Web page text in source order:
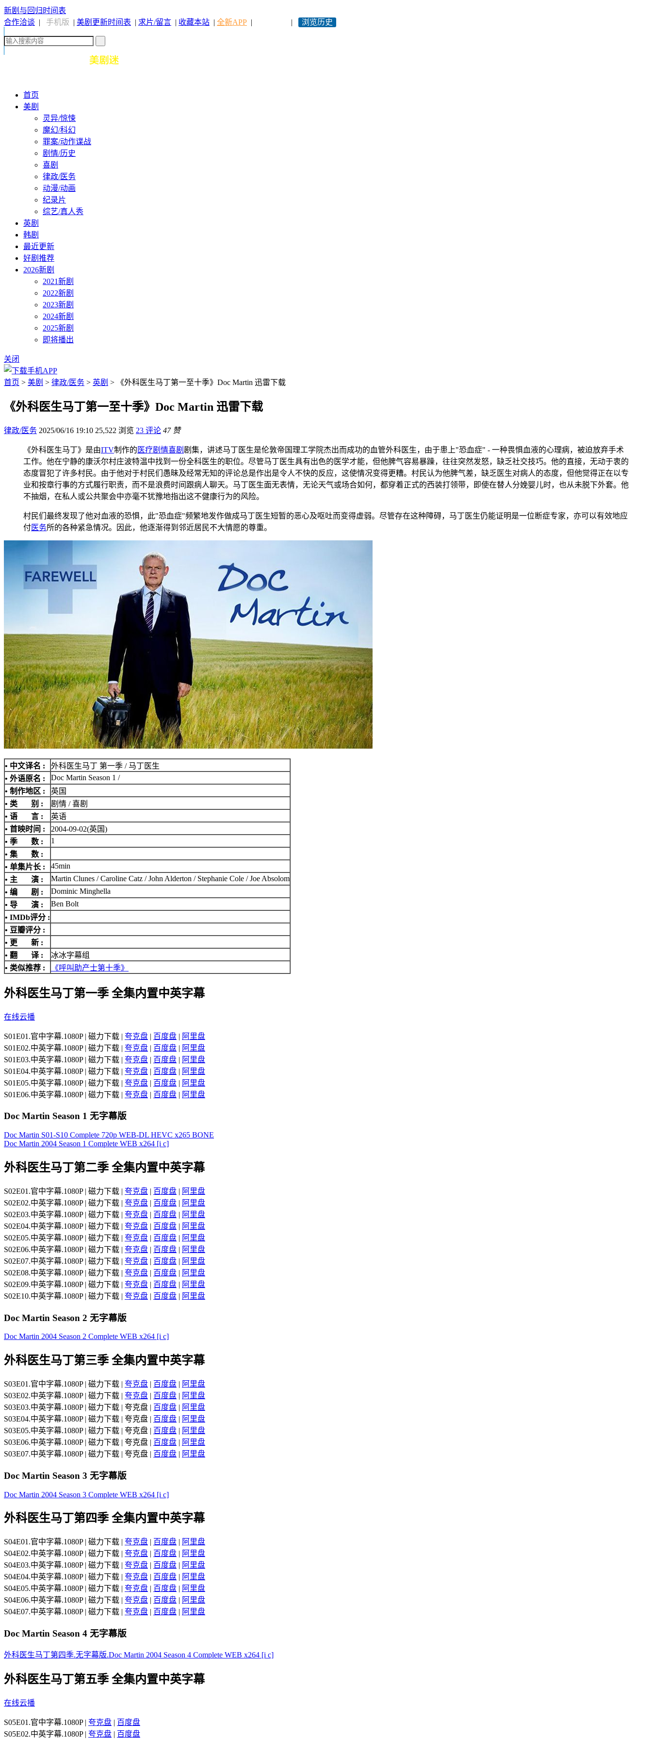
新剧与回归时间表
合作洽谈 | 手机版 | 美剧更新时间表 | 求片/留言 | 收藏本站 | 全新APP | | 浏览历史
首页
美剧
灵异/惊悚
魔幻/科幻
罪案/动作谍战
剧情/历史
喜剧
律政/医务
动漫/动画
纪录片
综艺/真人秀
英剧
韩剧
最近更新
好剧推荐
2026新剧
2021新剧
2022新剧
2023新剧
2024新剧
2025新剧
即将播出
关闭
首页 > 美剧 > 律政/医务 > 英剧 > 《外科医生马丁第一至十季》Doc Martin 迅雷下载
《外科医生马丁第一至十季》Doc Martin 迅雷下载
律政/医务 2025/06/16 19:10 25,522 浏览 23 评论 47 赞
《外科医生马丁》是由ITV制作的 医疗剧情喜剧 剧集，讲述马丁医生是伦敦帝国理工学院杰出而成功的血管外科医生，由于患上"恐血症" - 一种畏惧血液的心理病，被迫放弃手术
工作。他在宁静的康沃尔村庄波特温中找到一份全科医生的职位。尽管马丁医生具有出色的医学才能，但他脾气容易暴躁，往往突然发怒，缺乏社交技巧。他的直接，无动于衷的
态度冒犯了许多村民。由于他对于村民们愚昧及经常无知的评论总是作出是令人不快的反应，这使情况变得更糟。村民认为他脾气差，缺乏医生对病人的态度，但他觉得正在以专
业和按章行事的方式履行职责，而不是浪费时间跟病人聊天。马丁医生面无表情，无论天气或场合如何，都穿着正式的西装打领带，即使在替人分娩婴儿时，也从未脱下外套。他
不抽烟，在私人或公共聚会中亦毫不犹豫地指出这不健康行为的风险。
村民们最终发现了他对血液的恐惧，此"恐血症"频繁地发作做成马丁医生短暂的恶心及呕吐而变得虚弱。尽管存在这种障碍，马丁医生仍能证明是一位断症专家，亦可以有效地应
付医务所的各种紧急情况。因此，他逐渐得到邻近居民不大情愿的尊重。
• 中文译名 :
外科医生马丁 第一季 / 马丁医生
• 外语原名 :
Doc Martin Season 1 /
• 制作地区 :
英国
• 类 别 :
剧情 / 喜剧
• 语 言 :
英语
• 首映时间 :
2004-09-02(英国)
• 季 数 :
1
• 集 数 :
• 单集片长 :
45min
• 主 演 :
Martin Clunes / Caroline Catz / John Alderton / Stephanie Cole / Joe Absolom
• 编 剧 :
Dominic Minghella
• 导 演 :
Ben Bolt
• IMDb评分 :
• 豆瓣评分 :
• 更 新 :
• 翻 译 :
冰冰字幕组
• 类似推荐 :
《呼叫助产士第十季》
外科医生马丁第一季 全集内置中英字幕
在线云播
S01E01.官中字幕.1080P | 磁力下载 | 夸克盘 | 百度盘 | 阿里盘
S01E02.中英字幕.1080P | 磁力下载 | 夸克盘 | 百度盘 | 阿里盘
S01E03.中英字幕.1080P | 磁力下载 | 夸克盘 | 百度盘 | 阿里盘
S01E04.中英字幕.1080P | 磁力下载 | 夸克盘 | 百度盘 | 阿里盘
S01E05.中英字幕.1080P | 磁力下载 | 夸克盘 | 百度盘 | 阿里盘
S01E06.中英字幕.1080P | 磁力下载 | 夸克盘 | 百度盘 | 阿里盘
Doc Martin Season 1 无字幕版
Doc Martin S01-S10 Complete 720p WEB-DL HEVC x265 BONE
Doc Martin 2004 Season 1 Complete WEB x264 [i c]
外科医生马丁第二季 全集内置中英字幕
S02E01.官中字幕.1080P | 磁力下载 | 夸克盘 | 百度盘 | 阿里盘
S02E02.中英字幕.1080P | 磁力下载 | 夸克盘 | 百度盘 | 阿里盘
S02E03.中英字幕.1080P | 磁力下载 | 夸克盘 | 百度盘 | 阿里盘
S02E04.中英字幕.1080P | 磁力下载 | 夸克盘 | 百度盘 | 阿里盘
S02E05.中英字幕.1080P | 磁力下载 | 夸克盘 | 百度盘 | 阿里盘
S02E06.中英字幕.1080P | 磁力下载 | 夸克盘 | 百度盘 | 阿里盘
S02E07.中英字幕.1080P | 磁力下载 | 夸克盘 | 百度盘 | 阿里盘
S02E08.中英字幕.1080P | 磁力下载 | 夸克盘 | 百度盘 | 阿里盘
S02E09.中英字幕.1080P | 磁力下载 | 夸克盘 | 百度盘 | 阿里盘
S02E10.中英字幕.1080P | 磁力下载 | 夸克盘 | 百度盘 | 阿里盘
Doc Martin Season 2 无字幕版
Doc Martin 2004 Season 2 Complete WEB x264 [i c]
外科医生马丁第三季 全集内置中英字幕
S03E01.官中字幕.1080P | 磁力下载 | 夸克盘 | 百度盘 | 阿里盘
S03E02.中英字幕.1080P | 磁力下载 | 夸克盘 | 百度盘 | 阿里盘
S03E03.中英字幕.1080P | 磁力下载 | 夸克盘 | 百度盘 | 阿里盘
S03E04.中英字幕.1080P | 磁力下载 | 夸克盘 | 百度盘 | 阿里盘
S03E05.中英字幕.1080P | 磁力下载 | 夸克盘 | 百度盘 | 阿里盘
S03E06.中英字幕.1080P | 磁力下载 | 夸克盘 | 百度盘 | 阿里盘
S03E07.中英字幕.1080P | 磁力下载 | 夸克盘 | 百度盘 | 阿里盘
Doc Martin Season 3 无字幕版
Doc Martin 2004 Season 3 Complete WEB x264 [i c]
外科医生马丁第四季 全集内置中英字幕
S04E01.官中字幕.1080P | 磁力下载 | 夸克盘 | 百度盘 | 阿里盘
S04E02.中英字幕.1080P | 磁力下载 | 夸克盘 | 百度盘 | 阿里盘
S04E03.中英字幕.1080P | 磁力下载 | 夸克盘 | 百度盘 | 阿里盘
S04E04.中英字幕.1080P | 磁力下载 | 夸克盘 | 百度盘 | 阿里盘
S04E05.中英字幕.1080P | 磁力下载 | 夸克盘 | 百度盘 | 阿里盘
S04E06.中英字幕.1080P | 磁力下载 | 夸克盘 | 百度盘 | 阿里盘
S04E07.中英字幕.1080P | 磁力下载 | 夸克盘 | 百度盘 | 阿里盘
Doc Martin Season 4 无字幕版
外科医生马丁第四季.无字幕版.Doc Martin 2004 Season 4 Complete WEB x264 [i c]
外科医生马丁第五季 全集内置中英字幕
在线云播
S05E01.官中字幕.1080P | 夸克盘 | 百度盘
S05E02.中英字幕.1080P | 夸克盘 | 百度盘